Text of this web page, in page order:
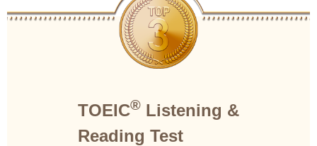
TOEIC® Listening &
Reading Test